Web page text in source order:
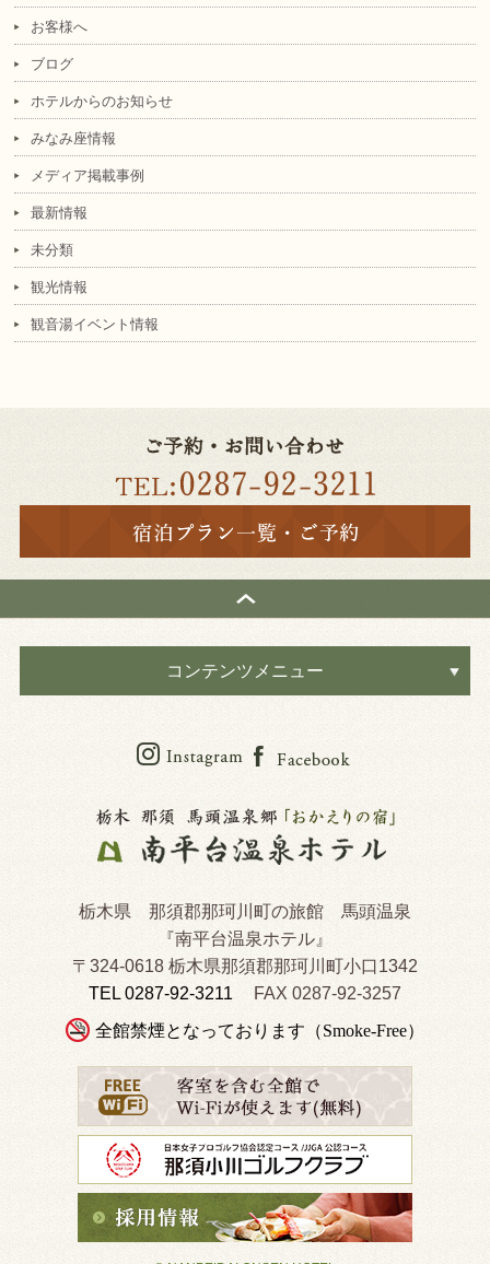
お客様へ
ブログ
ホテルからのお知らせ
みなみ座情報
メディア掲載事例
最新情報
未分類
観光情報
観音湯イベント情報
コンテンツメニュー
栃木県 那須郡那珂川町の旅館 馬頭温泉
『南平台温泉ホテル』
〒324-0618 栃木県那須郡那珂川町小口1342
TEL 0287-92-3211
FAX 0287-92-3257
全館禁煙となっております（Smoke-Free）